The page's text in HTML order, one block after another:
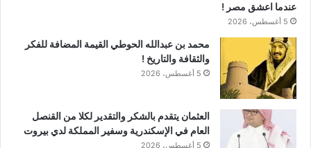
عندما اعشق مصر !
5 أغسطس، 2026
محمد بن عبدالله الحوطي القيمة المضافة للفكر
والثقافة والتاريخ !
5 أغسطس، 2026
العثمان يتقدم بالشكر والتقدير لكلا من القنصل
العام في الإسكندرية وسفير المملكة لدي بيروت
5 أغسطس، 2026